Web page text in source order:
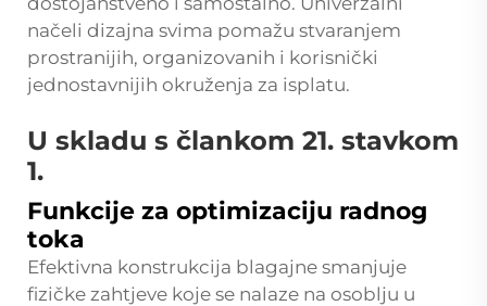
načeli dizajna svima pomažu stvaranjem
prostranijih, organizovanih i korisnički
jednostavnijih okruženja za isplatu.
U skladu s člankom 21. stavkom
1.
Funkcije za optimizaciju radnog
toka
Efektivna konstrukcija blagajne smanjuje
fizičke zahtjeve koje se nalaze na osoblju u